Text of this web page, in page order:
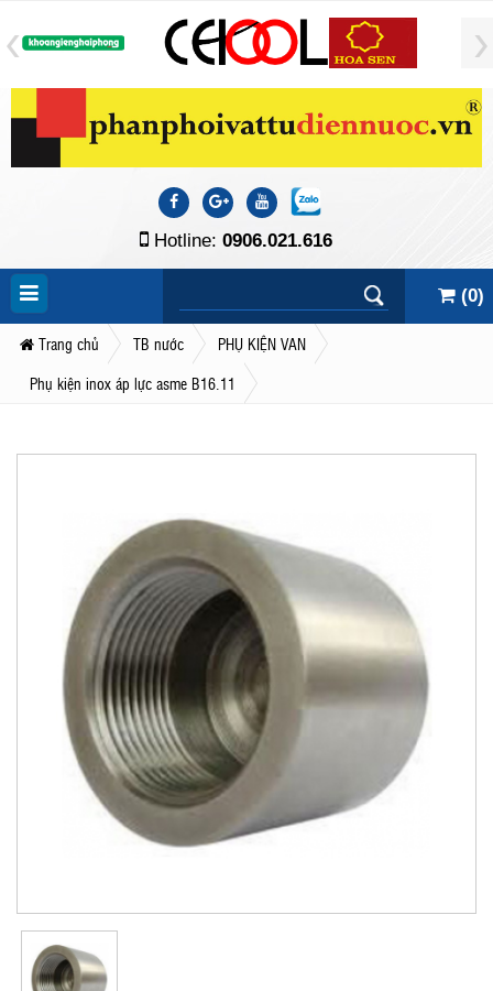
Hotline: 0906.021.616
(0)
Trang chủ TB nước
PHỤ KIỆN VAN
Phụ kiện inox áp lực asme B16.11